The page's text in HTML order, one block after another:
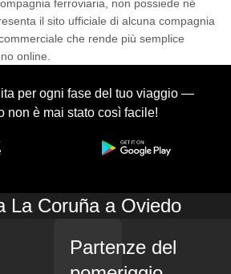
ferroviaria, non possiede né
il sito ufficiale di alcuna compagnia
che rende più semplice
online.
per ogni fase del tuo viaggio —
non è mai stato così facile!
La Coruña a Oviedo
Partenze del